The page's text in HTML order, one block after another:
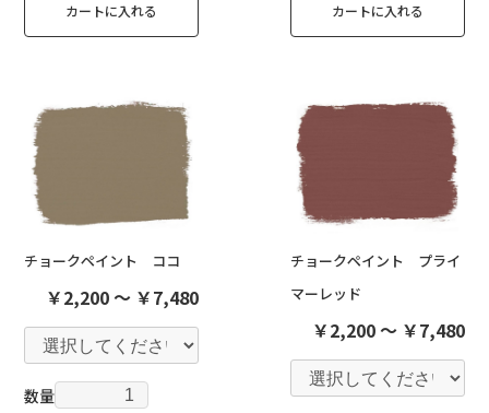
カートに入れる カートに入れる
チョークペイント ココ
￥2,200 ～ ￥7,480
数量
チョークペイント プライ
マーレッド
￥2,200 ～ ￥7,480